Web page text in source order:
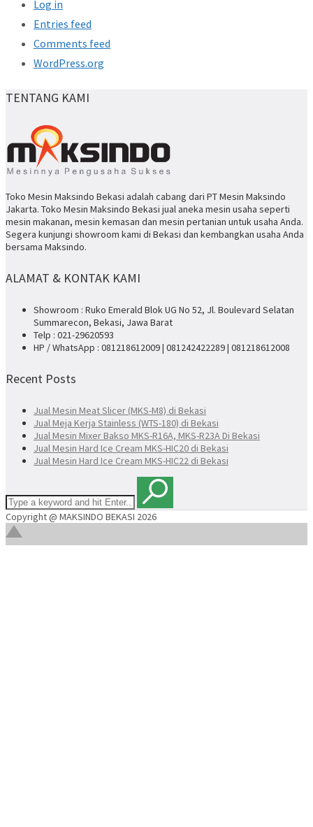
Log in
Entries feed
Comments feed
WordPress.org
TENTANG KAMI
Toko Mesin Maksindo Bekasi adalah cabang dari PT Mesin Maksindo
Jakarta. Toko Mesin Maksindo Bekasi jual aneka mesin usaha seperti
mesin makanan, mesin kemasan dan mesin pertanian untuk usaha Anda.
Segera kunjungi showroom kami di Bekasi dan kembangkan usaha Anda
bersama Maksindo.
ALAMAT & KONTAK KAMI
Showroom : Ruko Emerald Blok UG No 52, Jl. Boulevard Selatan
Summarecon, Bekasi, Jawa Barat
Telp : 021-29620593
HP / WhatsApp : 081218612009 | 081242422289 | 081218612008
Recent Posts
Jual Mesin Meat Slicer (MKS-M8) di Bekasi
Jual Meja Kerja Stainless (WTS-180) di Bekasi
Jual Mesin Mixer Bakso MKS-R16A, MKS-R23A Di Bekasi
Jual Mesin Hard Ice Cream MKS-HIC20 di Bekasi
Jual Mesin Hard Ice Cream MKS-HIC22 di Bekasi
Copyright @ MAKSINDO BEKASI 2026